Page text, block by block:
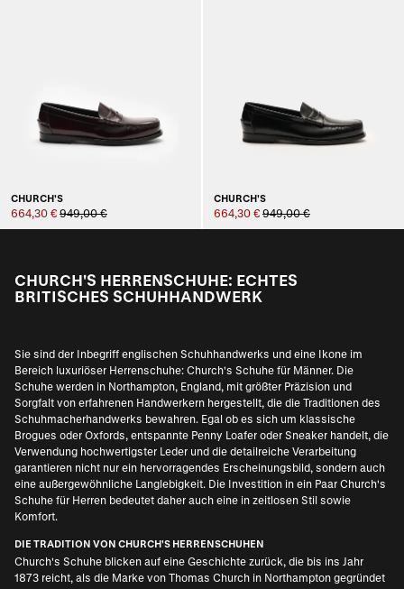
CHURCH'S
664,30 € 949,00 €
CHURCH'S
664,30 € 949,00 €
CHURCH'S HERRENSCHUHE: ECHTES
BRITISCHES SCHUHHANDWERK
Sie sind der Inbegriff englischen Schuhhandwerks und eine Ikone im
Bereich luxuriöser Herrenschuhe: Church's Schuhe für Männer. Die
Schuhe werden in Northampton, England, mit größter Präzision und
Sorgfalt von erfahrenen Handwerkern hergestellt, die die Traditionen des
Schuhmacherhandwerks bewahren. Egal ob es sich um klassische
Brogues oder Oxfords, entspannte Penny Loafer oder Sneaker handelt, die
Verwendung hochwertigster Leder und die detailreiche Verarbeitung
garantieren nicht nur ein hervorragendes Erscheinungsbild, sondern auch
eine außergewöhnliche Langlebigkeit. Die Investition in ein Paar Church's
Schuhe für Herren bedeutet daher auch eine in zeitlosen Stil sowie
Komfort.
DIE TRADITION VON CHURCH'S HERRENSCHUHEN
Church's Schuhe blicken auf eine Geschichte zurück, die bis ins Jahr
1873 reicht, als die Marke von Thomas Church in Northampton gegründet